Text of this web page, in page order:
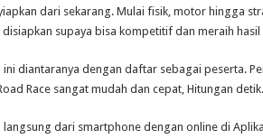
dari sekarang. Mulai fisik, motor hingga
supaya bisa kompetitif dan meraih hasil
ini diantaranya dengan daftar sebagai peserta.
Race sangat mudah dan cepat, Hitungan detik.
dari smartphone dengan online di